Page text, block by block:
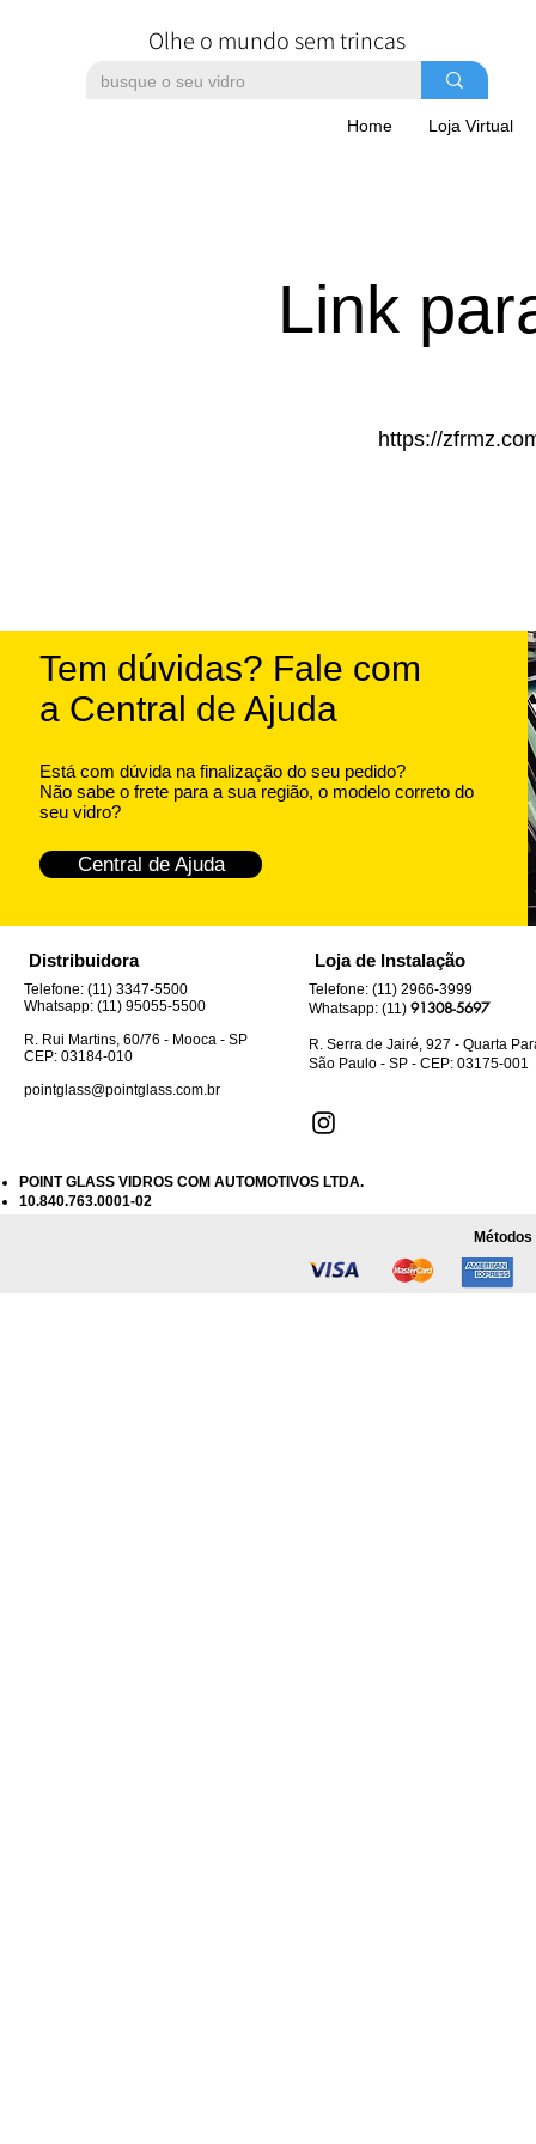
Olhe o mundo sem trincas
Home Loja Virtual
Link
https://
Tem dúvidas? Fale com
a Central de Ajuda
Está com dúvida na finalização do seu pedido?
Não sabe o frete para a sua região, o modelo correto do
seu vidro?
Central de Ajuda
Distribuidora
Telefone: (11) 3347-5500
Whatsapp: (11) 95055-5500
R. Rui Martins, 60/76 - Mooca - SP
CEP: 03184-010
pointglass@pointglass.com.br
Loja de Instalação
Telefone: (11) 2966-3999
Whatsapp: (11) 91308-5697
R. Serra de Jairé, 927 - Quarta
São Paulo - SP - CEP: 03175-001
POINT GLASS VIDROS COM AUTOMOTIVOS LTDA.
10.840.763.0001-02